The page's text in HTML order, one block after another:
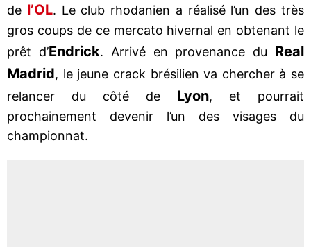
de l’OL. Le club rhodanien a réalisé l’un des très
gros coups de ce mercato hivernal en obtenant le
prêt d’Endrick. Arrivé en provenance du Real
Madrid, le jeune crack brésilien va chercher à se
relancer du côté de Lyon, et pourrait
prochainement devenir l’un des visages du
championnat.